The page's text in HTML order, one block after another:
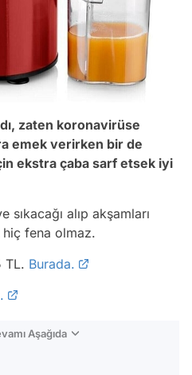
zaten koronavirüse
emek verirken bir de
ekstra çaba sarf etsek iyi
alıp akşamları
hiç fena olmaz.
TL. Burada.
Aşağıda